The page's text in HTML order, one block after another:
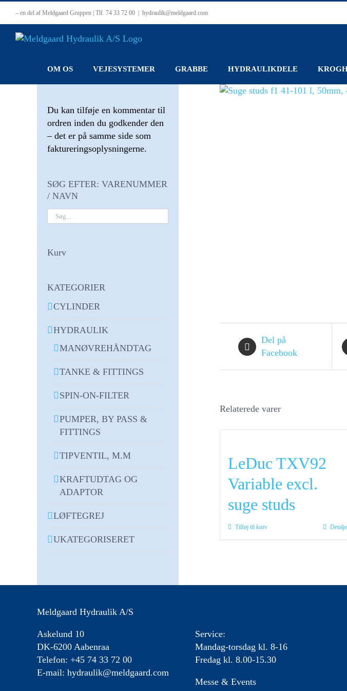
content
– en del af Meldgaard Gruppen | Tlf. 74 33 72 00 hydraulik@meldgaard.com
OM OS VEJESYSTEMER GRABBE HYDRAULIKDELE
Del på
Facebook
Relaterede varer
LeDuc TXV92
Variable excl.
suge studs
Tilføj til kurv
Du kan tilføje en kommentar til
ordren inden du godkender den
– det er på samme side som
faktureringsoplysningerne.
SØG EFTER: VARENUMMER
/ NAVN
Kurv
KATEGORIER
CYLINDER
HYDRAULIK
MANØVREHÅNDTAG
TANKE & FITTINGS
SPIN-ON-FILTER
PUMPER, BY PASS &
FITTINGS
TIPVENTIL, M.M
KRAFTUDTAG OG
ADAPTOR
LØFTEGREJ
UKATEGORISERET
Meldgaard Hydraulik A/S
Askelund 10
DK-6200 Aabenraa
Telefon: +45 74 33 72 00
E-mail: hydraulik@meldgaard.com
Service:
Mandag-torsdag kl. 8-16
Fredag kl. 8.00-15.30
Messe & Events